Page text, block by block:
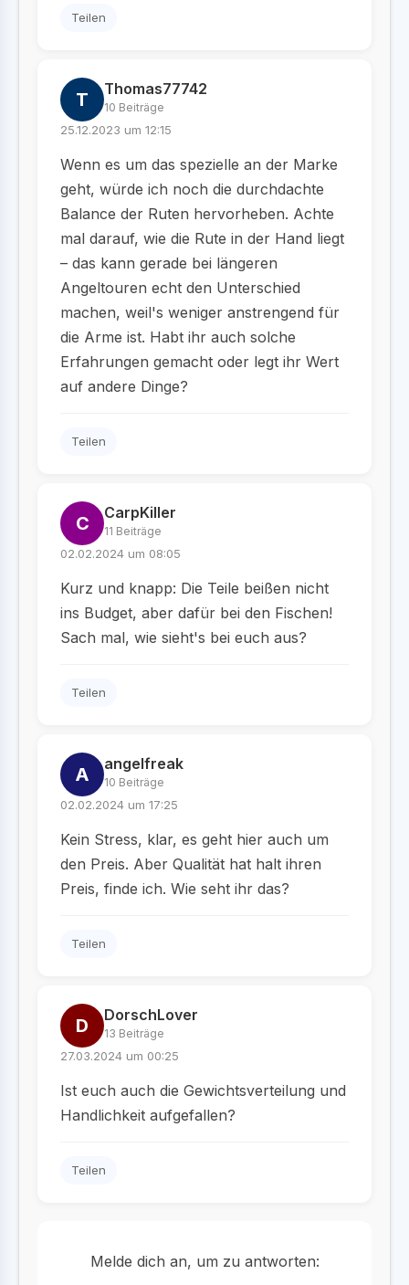
Teilen
T Thomas77742
10 Beiträge
25.12.2023 um 12:15
Wenn es um das spezielle an der Marke
geht, würde ich noch die durchdachte
Balance der Ruten hervorheben. Achte
mal darauf, wie die Rute in der Hand liegt
– das kann gerade bei längeren
Angeltouren echt den Unterschied
machen, weil's weniger anstrengend für
die Arme ist. Habt ihr auch solche
Erfahrungen gemacht oder legt ihr Wert
auf andere Dinge?
Teilen
C CarpKiller
11 Beiträge
02.02.2024 um 08:05
Kurz und knapp: Die Teile beißen nicht
ins Budget, aber dafür bei den Fischen!
Sach mal, wie sieht's bei euch aus?
Teilen
A angelfreak
10 Beiträge
02.02.2024 um 17:25
Kein Stress, klar, es geht hier auch um
den Preis. Aber Qualität hat halt ihren
Preis, finde ich. Wie seht ihr das?
Teilen
D DorschLover
13 Beiträge
27.03.2024 um 00:25
Ist euch auch die Gewichtsverteilung und
Handlichkeit aufgefallen?
Teilen
Melde dich an, um zu antworten: